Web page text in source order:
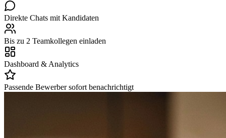
Direkte Chats mit Kandidaten
Bis zu 2 Teamkollegen einladen
Dashboard & Analytics
Passende Bewerber sofort benachrichtigt